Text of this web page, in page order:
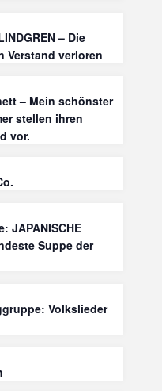
– Die
Verstand verloren
– Mein schönster
stellen ihren
vor.
JAPANISCHE
Suppe der
Volkslieder